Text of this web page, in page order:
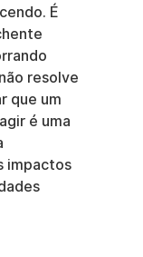
É
resolve
que um
é uma
impactos